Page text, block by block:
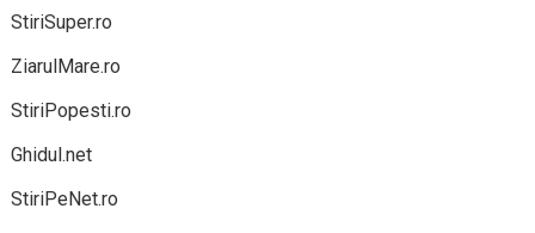
StiriSuper.ro
ZiarulMare.ro
StiriPopesti.ro
Ghidul.net
StiriPeNet.ro